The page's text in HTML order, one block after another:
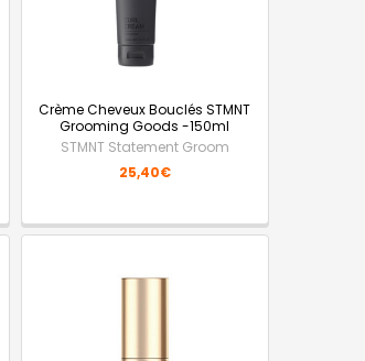
Crème Cheveux Bouclés STMNT
Grooming Goods -150ml
STMNT Statement Groom
25,40€